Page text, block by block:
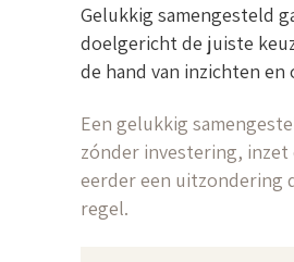
Gelukkig samengesteld
doelgericht de juiste
de hand van inzichten en
Een gelukkig
zónder investering, inzet
eerder een uitzondering
regel.